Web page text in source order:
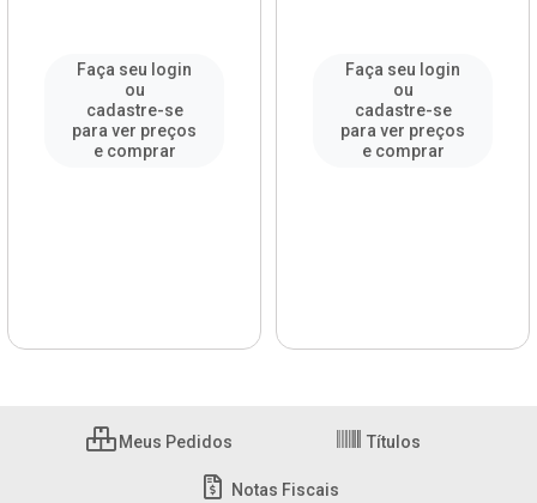
Faça seu login
ou
cadastre-se
para ver preços
e comprar
Faça seu login
ou
cadastre-se
para ver preços
e comprar
Meus Pedidos Títulos
Notas Fiscais